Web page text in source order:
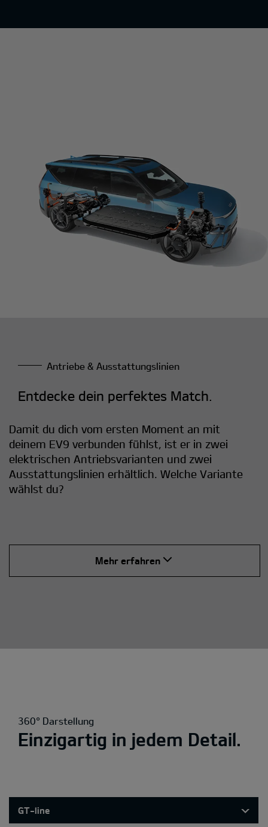
Antriebe & Ausstattungslinien
Entdecke dein perfektes Match.
Damit du dich vom ersten Moment an mit
deinem EV9 verbunden fühlst, ist er in zwei
elektrischen Antriebsvarianten und zwei
Ausstattungslinien erhältlich. Welche Variante
wählst du?
Mehr erfahren
360° Darstellung
Einzigartig in jedem Detail.
GT-line